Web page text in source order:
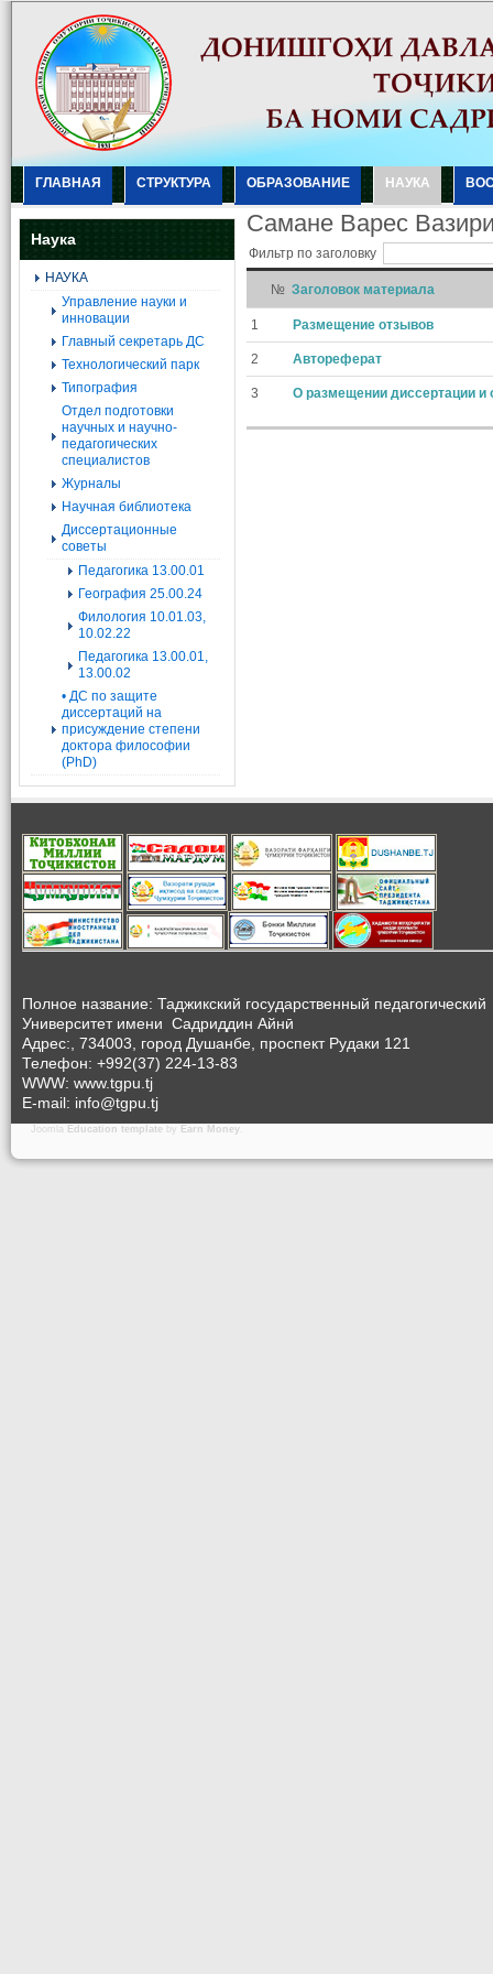
ГЛАВНАЯ СТРУКТУРА ОБРАЗОВАНИЕ НАУКА
Наука
НАУКА
Управление науки и
инновации
Главный секретарь ДС
Технологический парк
Типография
Отдел подготовки
научных и научно-
педагогических
специалистов
Журналы
Научная библиотека
Диссертационные
советы
Педагогика 13.00.01
География 25.00.24
Филология 10.01.03,
10.02.22
Педагогика 13.00.01,
13.00.02
• ДС по защите
диссертаций на
присуждение степени
доктора философии
(PhD)
Самане Варес
Фильтр по заголовку
№ Заголовок материала
1 Размещение отзывов
2 Автореферат
3 О размещении диссертации и
Полное название: Таджикский государственный педагогический
Университет имени Садриддин Айнӣ
Адрес:, 734003, город Душанбе, проспект Рудаки 121
Телефон: +992(37) 224-13-83
WWW: www.tgpu.tj
E-mail: info@tgpu.tj
Joomla Education template by Earn Money.